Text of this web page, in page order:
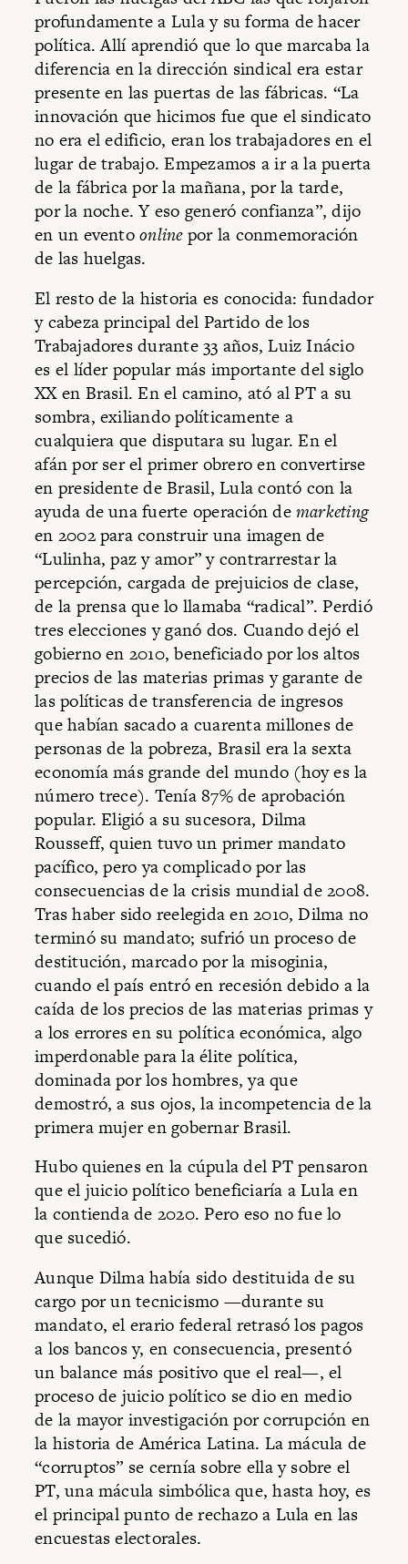
profundamente a Lula y su forma de hacer
política. Allí aprendió que lo que marcaba la
diferencia en la dirección sindical era estar
presente en las puertas de las fábricas. “La
innovación que hicimos fue que el sindicato
no era el edificio, eran los trabajadores en el
lugar de trabajo. Empezamos a ir a la puerta
de la fábrica por la mañana, por la tarde,
por la noche. Y eso generó confianza”, dijo
en un eventoonlinepor la conmemoración
de las huelgas.
El resto de la historia es conocida: fundador
y cabeza principal del Partido de los
Trabajadores durante 33 años, Luiz Inácio
es el líder popular más importante del siglo
XX en Brasil. En el camino, ató al PT a su
sombra, exiliando políticamente a
cualquiera que disputara su lugar. En el
afán por ser el primer obrero en convertirse
en presidente de Brasil, Lula contó con la
ayuda de una fuerte operación demarketing
en 2002 para construir una imagen de
“Lulinha, paz y amor” y contrarrestar la
percepción, cargada de prejuicios de clase,
de la prensa que lo llamaba “radical”. Perdió
tres elecciones y ganó dos. Cuando dejó el
gobierno en 2010, beneficiado por los altos
precios de las materias primas y garante de
las políticas de transferencia de ingresos
que habían sacado a cuarenta millones de
personas de la pobreza, Brasil era la sexta
economía más grande del mundo (hoy es la
número trece). Tenía 87% de aprobación
popular. Eligió a su sucesora, Dilma
Rousseff, quien tuvo un primer mandato
pacífico, pero ya complicado por las
consecuencias de la crisis mundial de 2008.
Tras haber sido reelegida en 2010, Dilma no
terminó su mandato; sufrió un proceso de
destitución, marcado por la misoginia,
cuando el país entró en recesión debido a la
caída de los precios de las materias primas y
a los errores en su política económica, algo
imperdonable para la élite política,
dominada por los hombres, ya que
demostró, a sus ojos, la incompetencia de la
primera mujer en gobernar Brasil.
Hubo quienes en la cúpula del PT pensaron
que el juicio político beneficiaría a Lula en
la contienda de 2020. Pero eso no fue lo
que sucedió.
Aunque Dilma había sido destituida de su
cargo por un tecnicismo —durante su
mandato, el erario federal retrasó los pagos
a los bancos y, en consecuencia, presentó
un balance más positivo que el real—, el
proceso de juicio político se dio en medio
de la mayor investigación por corrupción en
la historia de América Latina. La mácula de
“corruptos” se cernía sobre ella y sobre el
PT, una mácula simbólica que, hasta hoy, es
el principal punto de rechazo a Lula en las
encuestas electorales.